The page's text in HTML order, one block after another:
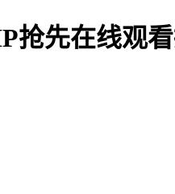
抢先在线观